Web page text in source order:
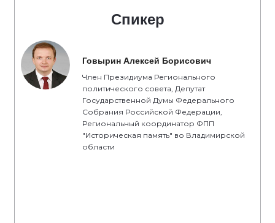
Спикер
Говырин Алексей Борисович
Член Президиума Регионального
политического совета, Депутат
Государственной Думы Федерального
Собрания Российской Федерации,
Региональный координатор ФПП
"Историческая память" во Владимирской
области